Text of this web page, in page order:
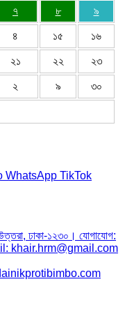
৭ ৮ ৯
৪ ১৫ ১৬
২১ ২২ ২৩
২ ৯ ৩০
WhatsApp TikTok
ঢাকা-১২৩০। যোগাযোগ:
khair.hrm@gmail.com